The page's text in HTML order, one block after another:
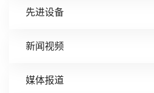
先进设备
新闻视频
媒体报道